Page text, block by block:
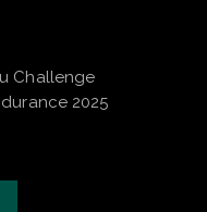
Challenge
2025